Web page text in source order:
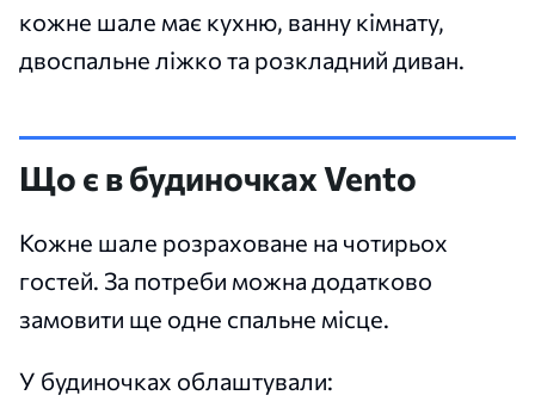
кожне шале має кухню, ванну кімнату,
двоспальне ліжко та розкладний диван.
Що є в будиночках Vento
Кожне шале розраховане на чотирьох
гостей. За потреби можна додатково
замовити ще одне спальне місце.
У будиночках облаштували: